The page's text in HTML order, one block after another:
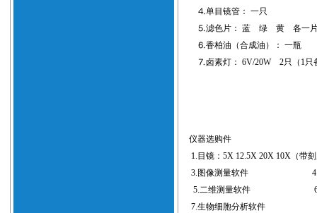
⒋单目镜管： 一只
⒌滤色片： 蓝 绿 黄 各一
⒍香柏油（合成油）： 一瓶
⒎卤素灯： 6V/20W 2只（1
仪器选购件
1. 目镜： 5X 12.5X 20X 10X（带
3. 图像测量软件
5.二维测量软件
7.生物细胞分析软件